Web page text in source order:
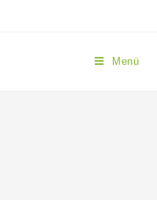
Menü